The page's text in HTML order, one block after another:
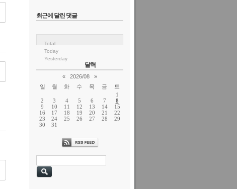
최근에 달린 댓글
Total
Today
Yesterday
달력
« 2026/08
»
일
월 화 수 목 금
토
1
2
3 4 5 6 7
8
9
10 11 12 13 14
15
16
17 18 19 20 21
22
23
24 25 26 27 28
29
30
31